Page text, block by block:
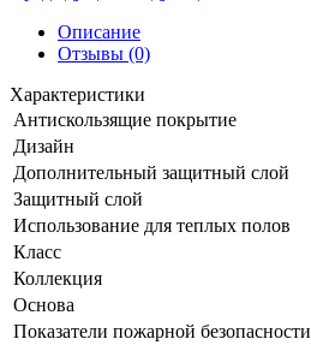
Описание
Отзывы (0)
Характеристики
Антискользящие покрытие
Дизайн
Дополнительный защитный слой
Защитный слой
Использование для теплых полов
Класс
Коллекция
Основа
Показатели пожарной безопасности